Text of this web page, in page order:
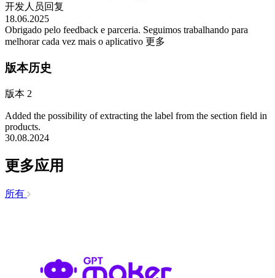
开发人员回复
18.06.2025
Obrigado pelo feedback e parceria. Seguimos trabalhando para
melhorar cada vez mais o aplicativo 更多
版本历史
版本 2
Added the possibility of extracting the label from the section field in
products.
30.08.2024
更多应用
所有